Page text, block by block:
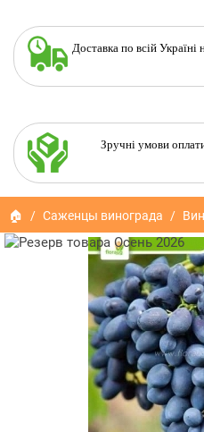
Доставка по всій
Зручні умови
🏠 Саженцы винограда